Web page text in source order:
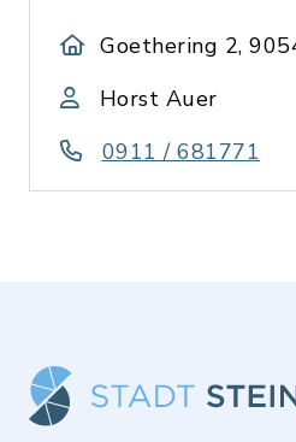
Goethering 2,
Horst Auer
0911 / 681771